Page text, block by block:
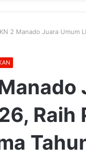
2 Manado Juara Umum
Raih